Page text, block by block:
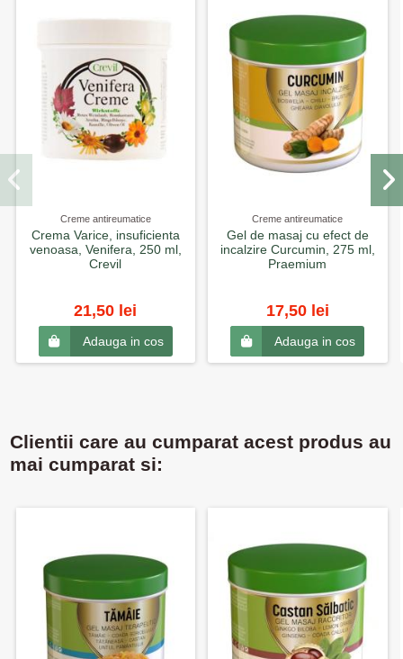
Creme antireumatice
Crema Varice, insuficienta
venoasa, Venifera, 250 ml,
Crevil
21,50 lei
Adauga in cos
Creme antireumatice
Gel de masaj cu efect de
incalzire Curcumin, 275 ml,
Praemium
17,50 lei
Adauga in cos
Clientii care au cumparat acest produs au
mai cumparat si: